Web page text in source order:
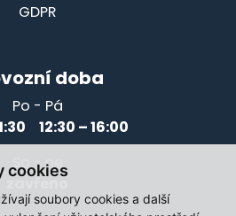
cookies
soubory cookies a další
GDPR
doba
Po - Pá
12:30 – 16:00
So - ne
zavřeno